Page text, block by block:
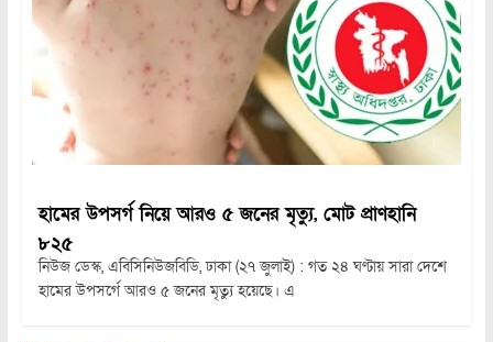
হামের উপসর্গ নিয়ে আরও ৫ জনের মৃত্যু, মোট প্রাণহানি
৮২৫
নিউজ ডেস্ক, এবিসিনিউজবিডি, ঢাকা (২৭ জুলাই) : গত ২৪ ঘণ্টায় সারা দেশে
হামের উপসর্গে আরও ৫ জনের মৃত্যু হয়েছে। এ